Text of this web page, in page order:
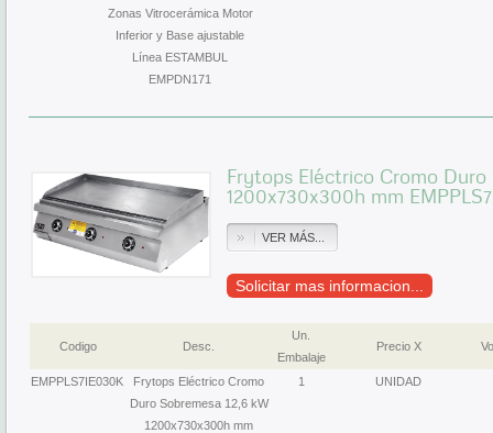
Zonas Vitrocerámica Motor
Inferior y Base ajustable
Línea ESTAMBUL
EMPDN171
Frytops Eléctrico Cromo Duro
1200x730x300h mm
VER MÁS...
Solicitar mas informacion...
Codigo Desc.
Un.
Embalaje
Precio X
EMPPLS7IE030K
Frytops Eléctrico Cromo
Duro Sobremesa 12,6 kW
1200x730x300h mm
1 UNIDAD